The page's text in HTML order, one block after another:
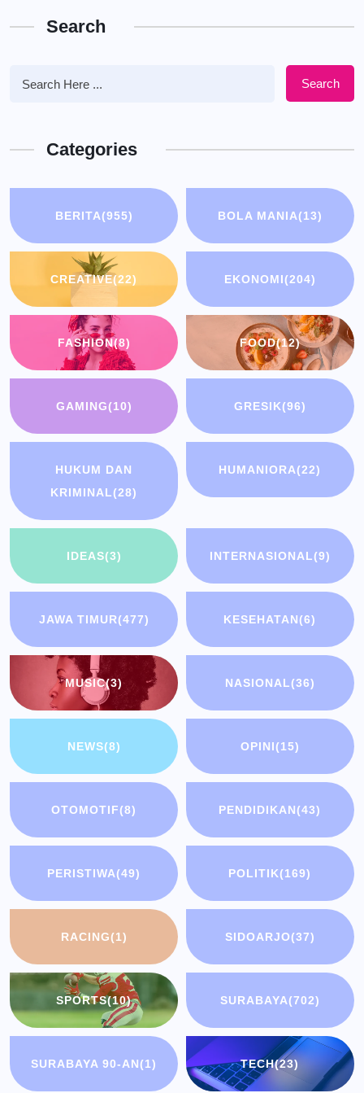
Search
Search
Categories
BERITA(955) BOLA MANIA(13)
CREATIVE(22) EKONOMI(204)
FASHION(8) FOOD(12)
GAMING(10) GRESIK(96)
HUKUM DAN
KRIMINAL(28)
HUMANIORA(22)
IDEAS(3) INTERNASIONAL(9)
JAWA TIMUR(477) KESEHATAN(6)
MUSIC(3) NASIONAL(36)
NEWS(8) OPINI(15)
OTOMOTIF(8) PENDIDIKAN(43)
PERISTIWA(49) POLITIK(169)
RACING(1) SIDOARJO(37)
SPORTS(10) SURABAYA(702)
SURABAYA 90-AN(1) TECH(23)